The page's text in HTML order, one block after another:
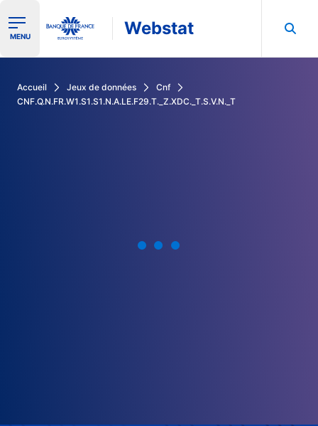
Ouvrir le menu de navigation
MENU Webstat
Accueil Jeux de données
Cnf
CNF.Q.N.FR.W1.S1.S1.N.A.LE.F29.T._Z.XDC._T.S.V.N._T